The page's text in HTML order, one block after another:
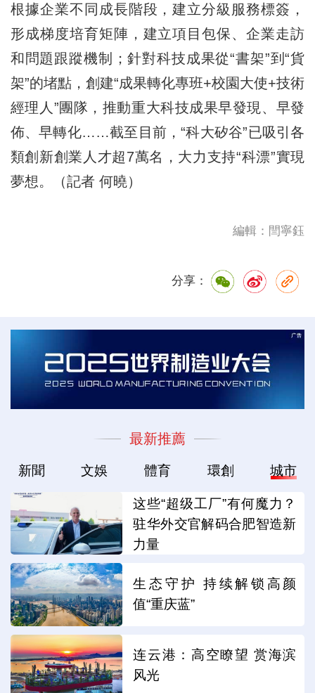
根據企業不同成長階段，建立分級服務標簽，
形成梯度培育矩陣，建立項目包保、企業走訪
和問題跟蹤機制；針對科技成果從“書架”到“貨
架”的堵點，創建“成果轉化專班+校園大使+技術
經理人”團隊，推動重大科技成果早發現、早發
佈、早轉化……截至目前，“科大矽谷”已吸引各
類創新創業人才超7萬名，大力支持“科漂”實現
夢想。（記者 何曉）
編輯：閆寧鈺
分享：
最新推薦
新聞 文娛 體育 環創 城市
这些“超级工厂”有何魔力？
驻华外交官解码合肥智造新
力量
生态守护 持续解锁高颜
值“重庆蓝”
连云港：高空瞭望 赏海滨
风光